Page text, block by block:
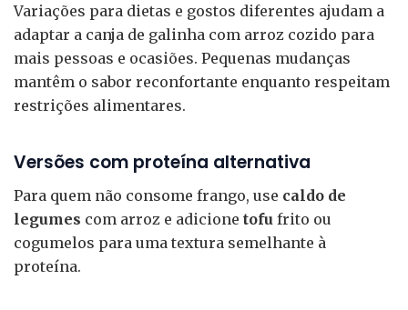
Variações para dietas e gostos diferentes ajudam a
adaptar a canja de galinha com arroz cozido para
mais pessoas e ocasiões. Pequenas mudanças
mantêm o sabor reconfortante enquanto respeitam
restrições alimentares.
Versões com proteína alternativa
Para quem não consome frango, use caldo de
legumes com arroz e adicione tofu frito ou
cogumelos para uma textura semelhante à
proteína.